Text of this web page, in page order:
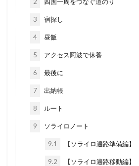
3 宿探し
4 昼飯
5 アクセス阿波で休養
6 最後に
7 出納帳
8 ルート
9 ソライロノート
9.1 【ソライロ遍路準備編】
9.2 【ソライロ遍路移動編】